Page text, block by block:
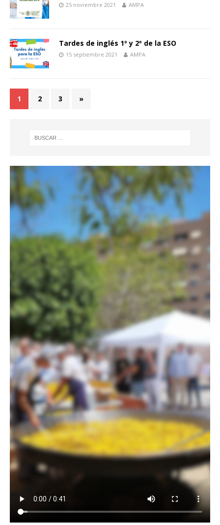
25 noviembre 2021 AMPA
Tardes de inglés 1º y 2º de la ESO
15 septiembre 2021 AMPA
1 2 3 »